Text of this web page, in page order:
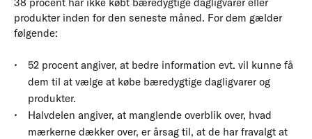
produkter inden for den seneste måned. For dem gælder
følgende:
52 procent angiver, at bedre information evt. vil kunne få
dem til at vælge at købe bæredygtige dagligvarer og
produkter.
Halvdelen angiver, at manglende overblik over, hvad
mærkerne dækker over, er årsag til, at de har fravalgt at